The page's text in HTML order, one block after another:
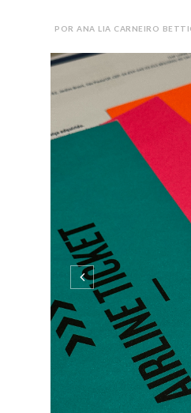
POR ANA LIA CARNEIRO